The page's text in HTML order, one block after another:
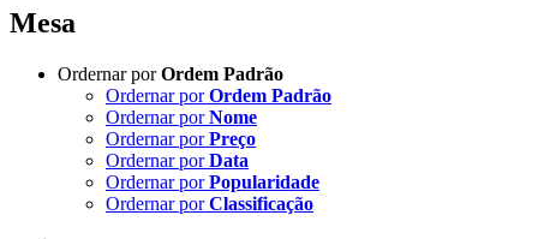
Mesa
Ordernar porOrdem Padrão
Ordernar porOrdem Padrão
Ordernar porNome
Ordernar porPreço
Ordernar porData
Ordernar porPopularidade
Ordernar porClassificação